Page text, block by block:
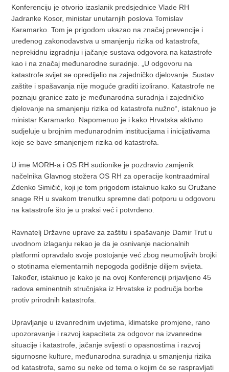
Konferenciju je otvorio izaslanik predsjednice Vlade RH
Jadranke Kosor, ministar unutarnjih poslova Tomislav
Karamarko. Tom je prigodom ukazao na značaj prevencije i
uređenog zakonodavstva u smanjenju rizika od katastrofa,
neprekidnu izgradnju i jačanje sustava odgovora na katastrofe
kao i na značaj međunarodne suradnje. „U odgovoru na
katastrofe svijet se opredijelio na zajedničko djelovanje. Sustav
zaštite i spašavanja nije moguće graditi izolirano. Katastrofe ne
poznaju granice zato je međunarodna suradnja i zajedničko
djelovanje na smanjenju rizika od katastrofa nužno“, istaknuo je
ministar Karamarko. Napomenuo je i kako Hrvatska aktivno
sudjeluje u brojnim međunarodnim institucijama i inicijativama
koje se bave smanjenjem rizika od katastrofa.
U ime MORH-a i OS RH sudionike je pozdravio zamjenik
načelnika Glavnog stožera OS RH za operacije kontraadmiral
Zdenko Simičić, koji je tom prigodom istaknuo kako su Oružane
snage RH u svakom trenutku spremne dati potporu u odgovoru
na katastrofe što je u praksi već i potvrđeno.
Ravnatelj Državne uprave za zaštitu i spašavanje Damir Trut u
uvodnom izlaganju rekao je da je osnivanje nacionalnih
platformi opravdalo svoje postojanje već zbog neumoljivih brojki
o stotinama elementarnih nepogoda godišnje diljem svijeta.
Također, istaknuo je kako je na ovoj Konferenciji prijavljeno 45
radova eminentnih stručnjaka iz Hrvatske iz područja borbe
protiv prirodnih katastrofa.
Upravljanje u izvanrednim uvjetima, klimatske promjene, rano
upozoravanje i razvoj kapaciteta za odgovor na izvanredne
situacije i katastrofe, jačanje svijesti o opasnostima i razvoj
sigurnosne kulture, međunarodna suradnja u smanjenju rizika
od katastrofa, samo su neke od tema o kojim će se raspravljati